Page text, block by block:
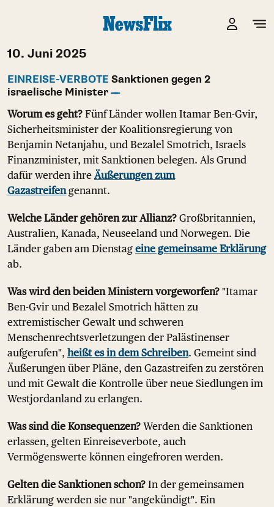
10. Juni 2025
EINREISE-VERBOTE Sanktionen gegen 2
israelische Minister
Worum es geht? Fünf Länder wollen Itamar Ben-Gvir,
Sicherheitsminister der Koalitionsregierung von
Benjamin Netanjahu, und Bezalel Smotrich, Israels
Finanzminister, mit Sanktionen belegen. Als Grund
dafür werden ihre Äußerungen zum
Gazastreifengenannt.
Welche Länder gehören zur Allianz? Großbritannien,
Australien, Kanada, Neuseeland und Norwegen. Die
Länder gaben am Dienstag eine gemeinsame Erklärung
ab.
Was wird den beiden Ministern vorgeworfen? "Itamar
Ben-Gvir und Bezalel Smotrich hätten zu
extremistischer Gewalt und schweren
Menschenrechtsverletzungen der Palästinenser
aufgerufen", heißt es in dem Schreiben. Gemeint sind
Äußerungen über Pläne, den Gazastreifen zu zerstören
und mit Gewalt die Kontrolle über neue Siedlungen im
Westjordanland zu erlangen.
Was sind die Konsequenzen? Werden die Sanktionen
erlassen, gelten Einreiseverbote, auch
Vermögenswerte können eingefroren werden.
Gelten die Sanktionen schon? In der gemeinsamen
Erklärung werden sie nur "angekündigt". Ein